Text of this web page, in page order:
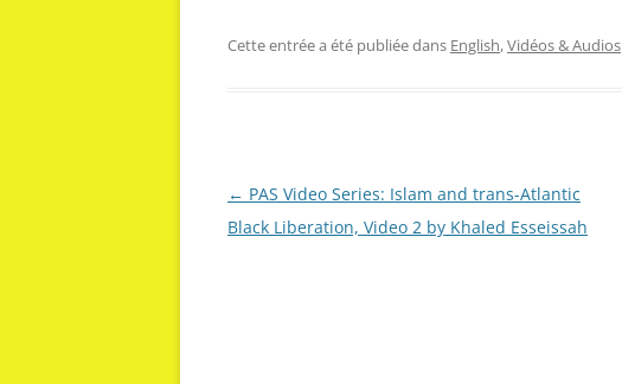
Cette entrée a été publiée dans English,Vidéos & Audios
Navigation
des
← PAS Video Series: Islam and trans-Atlantic
Black Liberation, Video 2 by Khaled Esseissah